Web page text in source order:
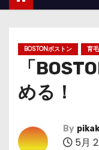
BOSTONボストン 育毛
「
める！
By
5月